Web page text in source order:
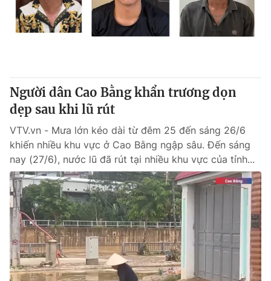
Sản phẩm
Thị trường
Lịch phát sóng
Emagazine Podcast
Photo Infographic
Video Shorts video
VTV Money VTV Thể thao
VTV Sức khoẻ Bất động sản
Thị trường 24h Tấm lòng Việt
Người dân Cao Bằng khẩn trương dọn
dẹp sau khi lũ rút
VTV.vn - Mưa lớn kéo dài từ đêm 25 đến sáng 26/6
khiến nhiều khu vực ở Cao Bằng ngập sâu. Đến sáng
nay (27/6), nước lũ đã rút tại nhiều khu vực của tỉnh...